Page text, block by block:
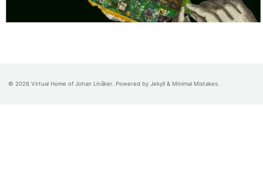
© 2026 Virtual Home of Johan Linåker. Powered by Jekyll & Minimal Mistakes